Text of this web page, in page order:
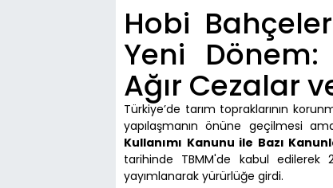
Hobi
Yeni Dönem:
Ağır Cezalar
Türkiye’de tarım topraklarının
yapılaşmanın önüne geçilmesi
Kullanımı Kanunu ile Bazı
tarihinde TBMM'de kabul edilerek
yayımlanarak yürürlüğe girdi.